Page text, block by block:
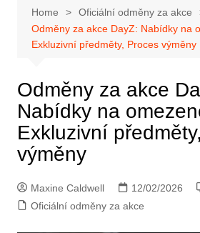
Home
Oficiální odměny za akce
Odměny za akce DayZ: Nabídky na
Exkluzivní předměty, Proces výměny
Odměny za akce
Nabídky na
Exkluzivní
výměny
Maxine Caldwell 12/02/2026
Oficiální odměny za akce